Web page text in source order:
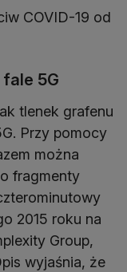
COVID-19 od
5G
tlenek grafenu
Przy pomocy
można
fragmenty
2015 roku na
Group,
wyjaśnia, że